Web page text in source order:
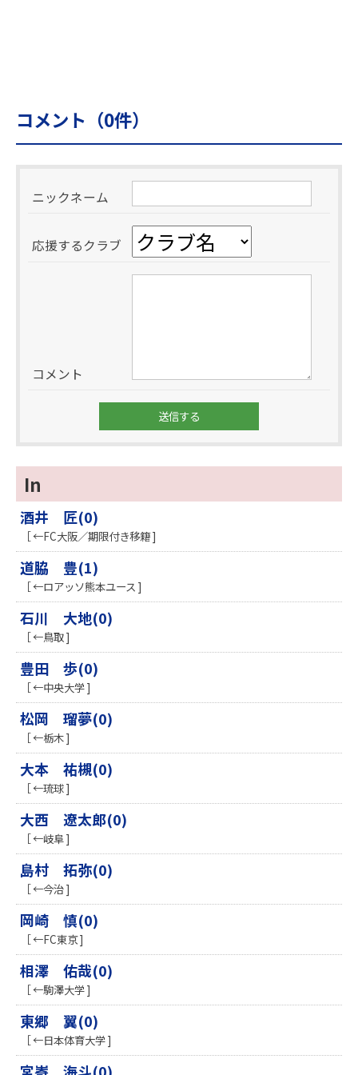
コメント（0件）
ニックネーム
応援するクラブ
コメント
In
酒井 匠(0)
［ ←FC大阪／期限付き移籍 ]
道脇 豊(1)
［ ←ロアッソ熊本ユース ]
石川 大地(0)
［ ←鳥取 ]
豊田 歩(0)
［ ←中央大学 ]
松岡 瑠夢(0)
［ ←栃木 ]
大本 祐槻(0)
［ ←琉球 ]
大西 遼太郎(0)
［ ←岐阜 ]
島村 拓弥(0)
［ ←今治 ]
岡崎 慎(0)
［ ←FC東京 ]
相澤 佑哉(0)
［ ←駒澤大学 ]
東郷 翼(0)
［ ←日本体育大学 ]